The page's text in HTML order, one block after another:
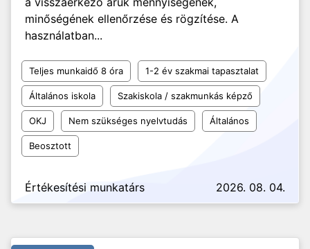
minőségének ellenőrzése és rögzítése. A
használatban...
Teljes munkaidő 8 óra 1-2 év szakmai tapasztalat
Általános iskola Szakiskola / szakmunkás képző
OKJ Nem szükséges nyelvtudás Általános
Beosztott
Értékesítési munkatárs 2026. 08. 04.